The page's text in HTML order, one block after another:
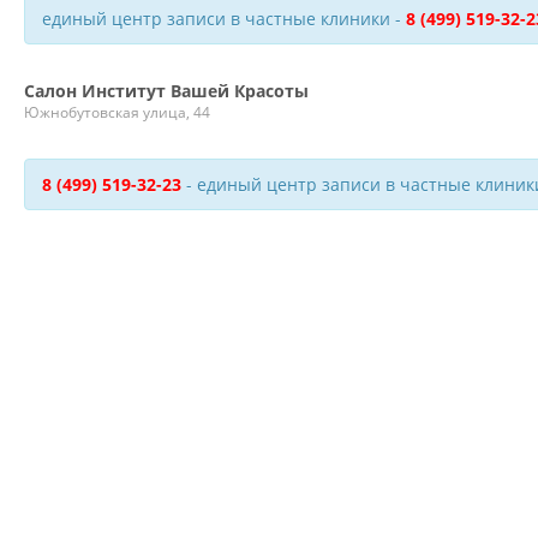
единый центр записи в частные клиники - 8 (499) 519-32-
Салон Институт Вашей Красоты
Южнобутовская улица, 44
8 (499) 519-32-23 - единый центр записи в частные